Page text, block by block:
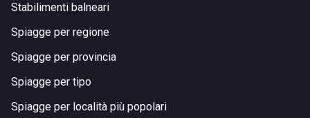
Stabilimenti balneari
Spiagge per regione
Spiagge per provincia
Spiagge per tipo
Spiagge per località più popolari